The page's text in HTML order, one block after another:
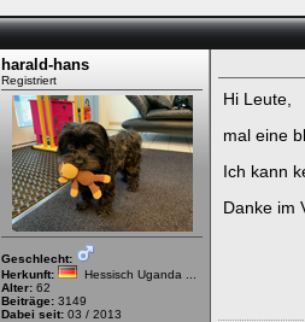
Passwort:
Bei jedem Besuch
automatisch einloggen.
Onlinestatus
harald-hans
Registriert
Geschlecht:
Herkunft:
Hessisch Uganda ...
Alter: 62
Beiträge: 3149
Dabei seit: 03 / 2013
Hi Leute,
mal eine
Ich kann
Danke im